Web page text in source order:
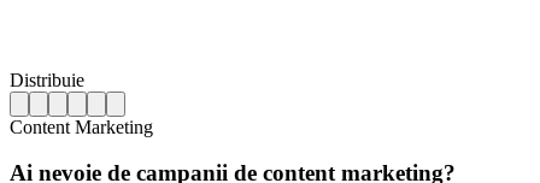
Distribuie
Content Marketing
Ai nevoie de campanii de content marketing?